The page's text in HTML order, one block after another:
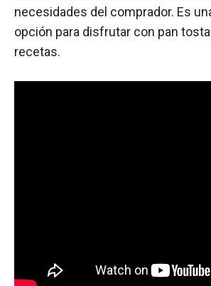
necesidades del comprador. Es
opción para disfrutar con pan
recetas.